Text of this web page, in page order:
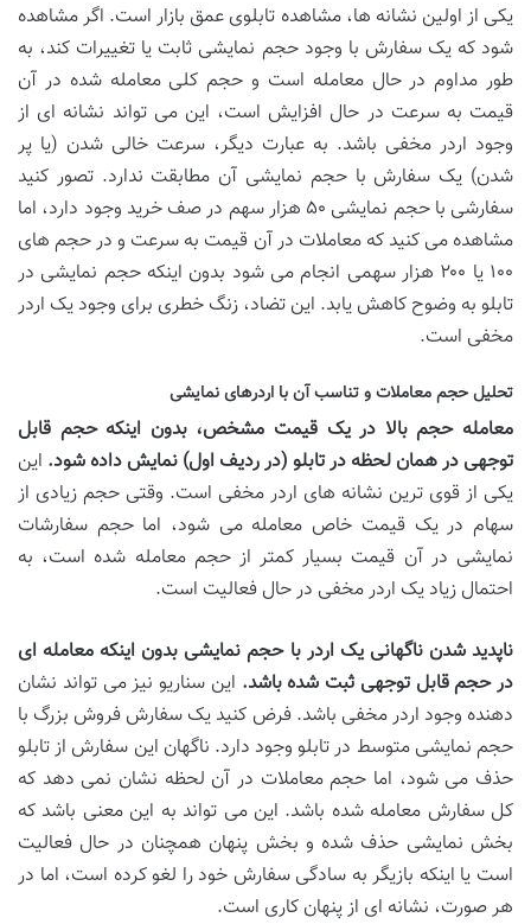
یکی از اولین نشانه ها، مشاهده تابلوی عمق بازار است. اگر مشاهده
شود که یک سفارش با وجود حجم نمایشی ثابت یا تغییرات کند، به
طور مداوم در حال معامله است و حجم کلی معامله شده در آن
قیمت به سرعت در حال افزایش است، این می تواند نشانه ای از
وجود اردر مخفی باشد. به عبارت دیگر، سرعت خالی شدن (یا پر
شدن) یک سفارش با حجم نمایشی آن مطابقت ندارد. تصور کنید
سفارشی با حجم نمایشی ۵۰ هزار سهم در صف خرید وجود دارد، اما
مشاهده می کنید که معاملات در آن قیمت به سرعت و در حجم های
۱۰۰ یا ۲۰۰ هزار سهمی انجام می شود بدون اینکه حجم نمایشی در
تابلو به وضوح کاهش یابد. این تضاد، زنگ خطری برای وجود یک اردر
مخفی است.
تحلیل حجم معاملات و تناسب آن با اردرهای نمایشی
معامله حجم بالا در یک قیمت مشخص، بدون اینکه حجم قابل
توجهی در همان لحظه در تابلو (در ردیف اول) نمایش داده شود. این
یکی از قوی ترین نشانه های اردر مخفی است. وقتی حجم زیادی از
سهام در یک قیمت خاص معامله می شود، اما حجم سفارشات
نمایشی در آن قیمت بسیار کمتر از حجم معامله شده است، به
احتمال زیاد یک اردر مخفی در حال فعالیت است.
ناپدید شدن ناگهانی یک اردر با حجم نمایشی بدون اینکه معامله ای
در حجم قابل توجهی ثبت شده باشد. این سناریو نیز می تواند نشان
دهنده وجود اردر مخفی باشد. فرض کنید یک سفارش فروش بزرگ با
حجم نمایشی متوسط در تابلو وجود دارد. ناگهان این سفارش از تابلو
حذف می شود، اما حجم معاملات در آن لحظه نشان نمی دهد که
کل سفارش معامله شده باشد. این می تواند به این معنی باشد که
بخش نمایشی حذف شده و بخش پنهان همچنان در حال فعالیت
است یا اینکه بازیگر به سادگی سفارش خود را لغو کرده است، اما در
هر صورت، نشانه ای از پنهان کاری است.